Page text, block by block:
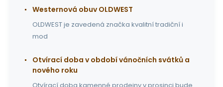
Westernová obuv OLDWEST
OLDWEST je zavedená značka kvalitní tradiční i
mod
Otvírací doba v období vánočních svátků a
nového roku